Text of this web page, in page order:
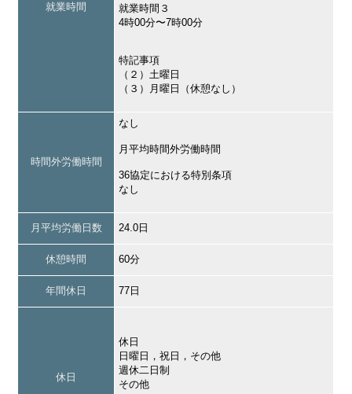
就業時間
就業時間３
4時00分〜7時00分
特記事項
（２）土曜日
（３）月曜日（休憩なし）
時間外労働時間
なし
月平均時間外労働時間
36協定における特別条項
なし
月平均労働日数 24.0日
休憩時間 60分
年間休日 77日
休日
休日
日曜日，祝日，その他
週休二日制
その他